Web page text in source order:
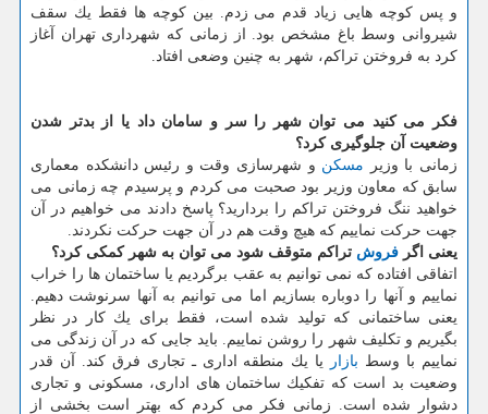
و پس كوچه هایی زیاد قدم می زدم. بین كوچه ها فقط یك سقف
شیروانی وسط باغ مشخص بود. از زمانی كه شهرداری تهران آغاز
كرد به فروختن تراكم، شهر به چنین وضعی افتاد.
فكر می كنید می توان شهر را سر و سامان داد یا از بدتر شدن
وضعیت آن جلوگیری كرد؟
زمانی با وزیر مسكن و شهرسازی وقت و رئیس دانشكده معماری
سابق كه معاون وزیر بود صحبت می كردم و پرسیدم چه زمانی می
خواهید ننگ فروختن تراكم را بردارید؟ پاسخ دادند می خواهیم در آن
جهت حركت نماییم كه هیچ وقت هم در آن جهت حركت نكردند.
یعنی اگر فروش تراكم متوقف شود می توان به شهر كمكی كرد؟
اتفاقی افتاده كه نمی توانیم به عقب برگردیم یا ساختمان ها را خراب
نماییم و آنها را دوباره بسازیم اما می توانیم به آنها سرنوشت دهیم.
یعنی ساختمانی كه تولید شده است، فقط برای یك كار در نظر
بگیریم و تكلیف شهر را روشن نماییم. باید جایی كه در آن زندگی می
نماییم با وسط بازار
یا یك منطقه اداری ـ تجاری فرق كند. آن قدر
وضعیت بد است كه تفكیك ساختمان های اداری، مسكونی و تجاری
دشوار شده است. زمانی فكر می كردم كه بهتر است بخشی از